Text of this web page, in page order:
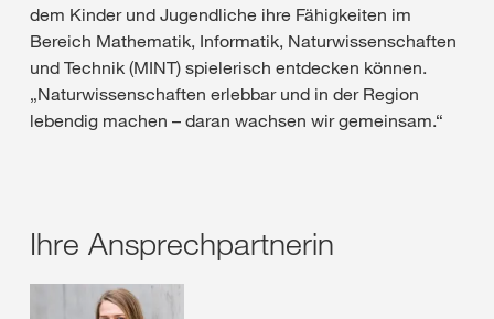
dem Kinder und Jugendliche ihre Fähigkeiten im
Bereich Mathematik, Informatik, Naturwissenschaften
und Technik (MINT) spielerisch entdecken können.
„Naturwissenschaften erlebbar und in der Region
lebendig machen – daran wachsen wir gemeinsam.“
Ihre Ansprechpartnerin